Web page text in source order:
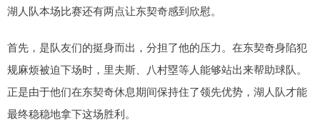
湖人队本场比赛还有两点让东契奇感到欣慰。
首先，是队友们的挺身而出，分担了他的压力。在东契奇身陷犯
规麻烦被迫下场时，里夫斯、八村塁等人能够站出来帮助球队。
正是由于他们在东契奇休息期间保持住了领先优势，湖人队才能
最终稳稳地拿下这场胜利。